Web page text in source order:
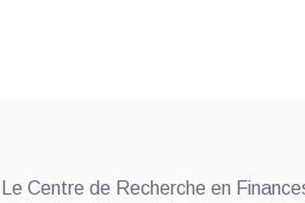
Le Centre de Recherche en